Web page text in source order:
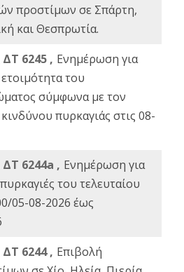
προστίμων σε Σπάρτη,
και Θεσπρωτία.
ΔΤ 6245 , Ενημέρωση για
του
σύμφωνα με τον
πυρκαγιάς στις 08-
ΔΤ 6244a , Ενημέρωση για
του τελευταίου
05-08-2026 έως
ΔΤ 6244 , Επιβολή